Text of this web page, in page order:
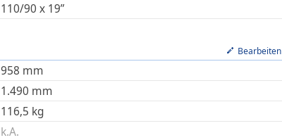
110/90 x 19”
Bearbeiten
958 mm
1.490 mm
116,5 kg
k.A.